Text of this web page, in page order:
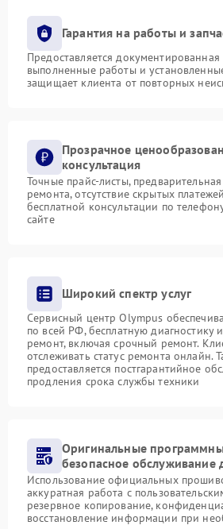
Гарантия на работы и
Предоставляется документированная
выполненные работы и
защищает клиента от повторных
Прозрачное
консультация
Точные прайс-листы,
ремонта, отсутствие скрытых
бесплатной консультации по
сайте
Широкий спектр услуг
Сервисный центр Olympus
по всей РФ, бесплатную диагностику
ремонт, включая срочный ремонт.
отслеживать статус ремонта онлайн.
предоставляется постгарантийное
продления срока службы техники
Оригинальные
безопасное обслуживание
Использование официальных
аккуратная работа с
резервное копирование,
восстановление информации при